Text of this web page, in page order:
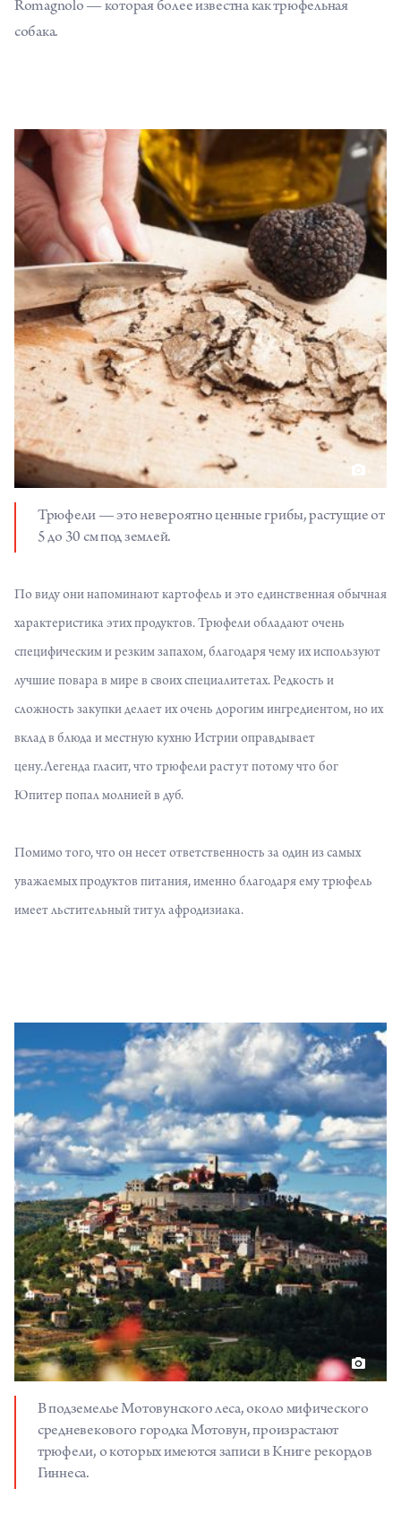
Romagnolo — которая более известна как трюфельная
собака.
Трюфели — это невероятно ценные грибы, растущие от
5 до 30 см под землей.
По виду они напоминают картофель и это единственная обычная
характеристика этих продуктов. Трюфели обладают очень
специфическим и резким запахом, благодаря чему их используют
лучшие повара в мире в своих специалитетах. Редкость и
сложность закупки делает их очень дорогим ингредиентом, но их
вклад в блюда и местную кухню Истрии оправдывает
цену.Легенда гласит, что трюфели растут потому что бог
Юпитер попал молнией в дуб.
Помимо того, что он несет ответственность за один из самых
уважаемых продуктов питания, именно благодаря ему трюфель
имеет льстительный титул афродизиака.
В подземелье Мотовунского леса, около мифического
средневекового городка Мотовун, произрастают
трюфели, о которых имеются записи в Книге рекордов
Гиннеса.